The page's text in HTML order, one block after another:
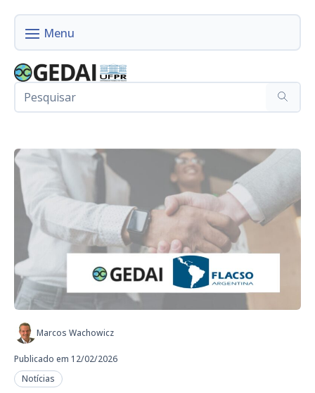
Marcos Wachowicz
Publicado em 12/02/2026
Notícias